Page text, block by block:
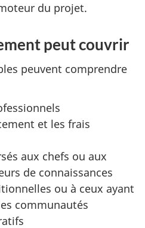
du projet.
peut couvrir
peuvent comprendre
et les frais
aux chefs ou aux
de connaissances
ou à ceux ayant
communautés